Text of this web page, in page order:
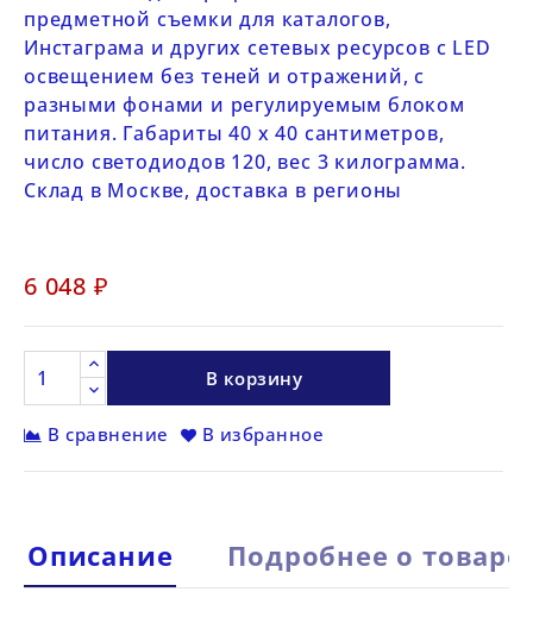
предметной съемки для каталогов,
Инстаграма и других сетевых ресурсов с LED
освещением без теней и отражений, с
разными фонами и регулируемым блоком
питания. Габариты 40 х 40 сантиметров,
число светодиодов 120, вес 3 килограмма.
Склад в Москве, доставка в регионы
6 048 ₽
В корзину
В сравнение В избранное
Описание Подробнее о товаре